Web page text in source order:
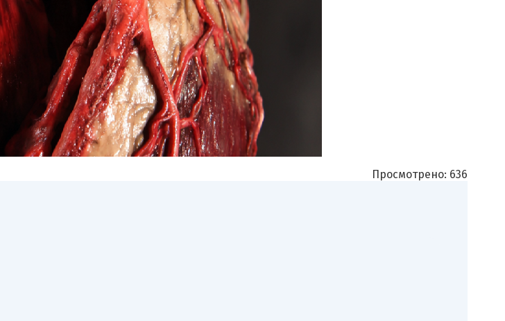
Просмотрено: 636